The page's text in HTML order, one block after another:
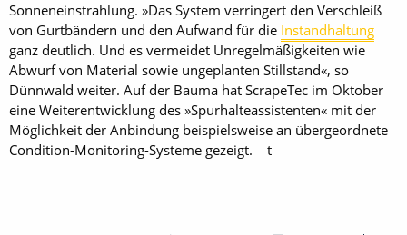
Sonneneinstrahlung. »Das System verringert den Verschleiß
von Gurtbändern und den Aufwand für die Instandhaltung
ganz deutlich. Und es vermeidet Unregelmäßigkeiten wie
Abwurf von Material sowie ungeplanten Stillstand«, so
Dünnwald weiter. Auf der Bauma hat ScrapeTec im Oktober
eine Weiterentwicklung des »Spurhalteassistenten« mit der
Möglichkeit der Anbindung beispielsweise an übergeordnete
Condition-Monitoring-Systeme gezeigt. t